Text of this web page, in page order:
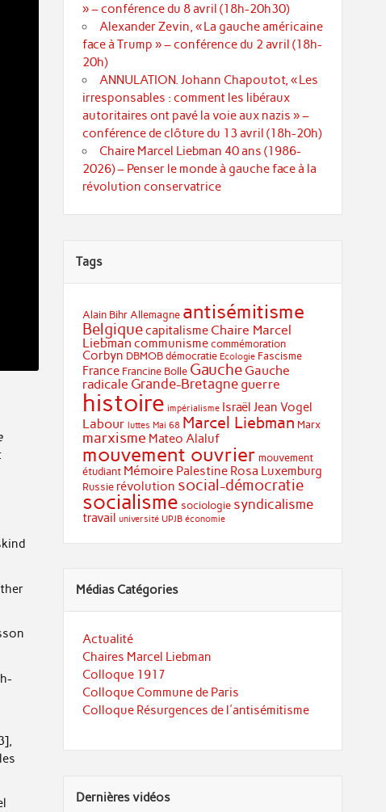
» – conférence du 8 avril (18h-20h30)
Alexander Zevin, « La gauche américaine
face à Trump » – conférence du 2 avril (18h-
20h)
ANNULATION. Johann Chapoutot, « Les
irresponsables : comment les libéraux
autoritaires ont pavé la voie aux nazis » –
conférence de clôture du 13 avril (18h-20h)
Chaire Marcel Liebman 40 ans (1986-
2026) – Penser le monde à gauche face à la
révolution conservatrice
Tags
Alain Bihr Allemagne antisémitisme
Belgiquecapitalisme Chaire Marcel
Liebman communisme commémoration
Corbyn DBMOB démocratie Ecologie Fascisme
France Francine Bolle Gauche Gauche
radicale Grande-Bretagne guerre
histoire impérialisme Israël Jean Vogel
Labour luttes Mai 68 Marcel Liebman Marx
marxisme Mateo Alaluf
mouvement ouvrier mouvement
étudiant Mémoire Palestine Rosa Luxemburg
Russie révolution social-démocratie
socialisme sociologie syndicalisme
travail université UPJB économie
Médias Catégories
Actualité
Chaires Marcel Liebman
Colloque 1917
Colloque Commune de Paris
Colloque Résurgences de l'antisémitisme
Dernières vidéos